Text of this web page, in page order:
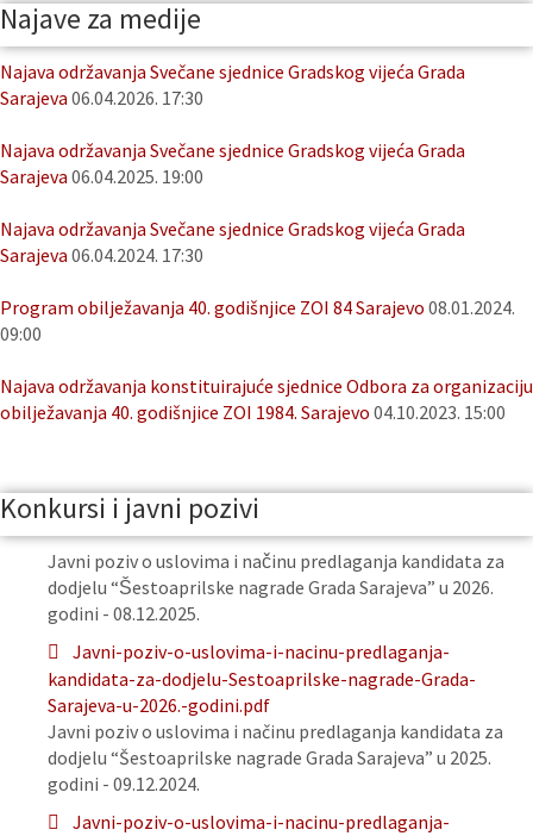
Najave za medije
Najava održavanja Svečane sjednice Gradskog vijeća Grada
Sarajeva 06.04.2026. 17:30
Najava održavanja Svečane sjednice Gradskog vijeća Grada
Sarajeva 06.04.2025. 19:00
Najava održavanja Svečane sjednice Gradskog vijeća Grada
Sarajeva 06.04.2024. 17:30
Program obilježavanja 40. godišnjice ZOI 84 Sarajevo 08.01.2024.
09:00
Najava održavanja konstituirajuće sjednice Odbora za organizaciju
obilježavanja 40. godišnjice ZOI 1984. Sarajevo 04.10.2023. 15:00
Konkursi i javni pozivi
Javni poziv o uslovima i načinu predlaganja kandidata za
dodjelu “Šestoaprilske nagrade Grada Sarajeva” u 2026.
godini - 08.12.2025.
Javni-poziv-o-uslovima-i-nacinu-predlaganja-
kandidata-za-dodjelu-Sestoaprilske-nagrade-Grada-
Sarajeva-u-2026.-godini.pdf
Javni poziv o uslovima i načinu predlaganja kandidata za
dodjelu “Šestoaprilske nagrade Grada Sarajeva” u 2025.
godini - 09.12.2024.
Javni-poziv-o-uslovima-i-nacinu-predlaganja-